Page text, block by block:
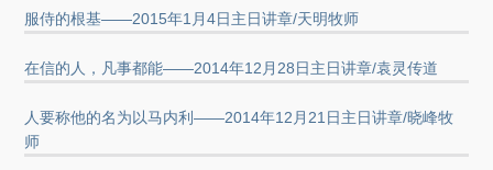
服侍的根基——2015年1月4日主日讲章/天明牧师
在信的人，凡事都能——2014年12月28日主日讲章/袁灵传道
人要称他的名为以马内利——2014年12月21日主日讲章/晓峰牧
师